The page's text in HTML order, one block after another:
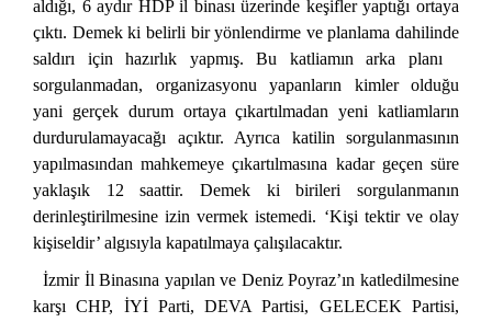
aldığı, 6 aydır HDP il binası üzerinde keşifler yaptığı ortaya
çıktı. Demek ki belirli bir yönlendirme ve planlama dahilinde
saldırı için hazırlık yapmış. Bu katliamın arka planı
sorgulanmadan, organizasyonu yapanların kimler olduğu
yani gerçek durum ortaya çıkartılmadan yeni katliamların
durdurulamayacağı açıktır. Ayrıca katilin sorgulanmasının
yapılmasından mahkemeye çıkartılmasına kadar geçen süre
yaklaşık 12 saattir. Demek ki birileri sorgulanmanın
derinleştirilmesine izin vermek istemedi. ‘Kişi tektir ve olay
kişiseldir’ algısıyla kapatılmaya çalışılacaktır.
İzmir İl Binasına yapılan ve Deniz Poyraz’ın katledilmesine
karşı CHP, İYİ Parti, DEVA Partisi, GELECEK Partisi,